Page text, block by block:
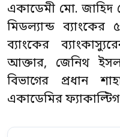
একাডেমী মো. জাহিদ
মিডল্যান্ড ব্যাংকের
ব্যাংকের
আক্তার, জেনিথ
বিভাগের প্রধান
একাডেমির